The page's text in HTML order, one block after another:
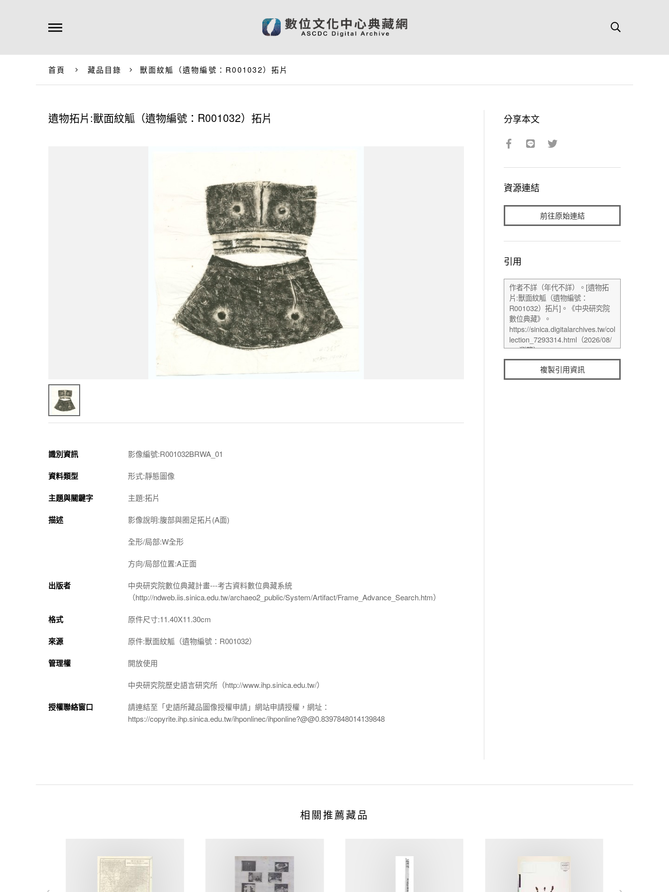
首頁 藏品目錄 獸面紋觚（遺物編號：R001032）拓片
遺物拓片:獸面紋觚（遺物編號：R001032）拓片
識別資訊 影像編號:R001032BRWA_01
資料類型 形式:靜態圖像
主題與關鍵字 主題:拓片
描述 影像說明:腹部與圈足拓片(A面)
全形/局部:W全形
方向/局部位置:A正面
出版者
中央研究院數位典藏計畫---考古資料數位典藏系統
（http://ndweb.iis.sinica.edu.tw/archaeo2_public/System/Artifact/Frame_Advance_Search.htm）
格式 原件尺寸:11.40X11.30cm
來源 原件:獸面紋觚（遺物編號：R001032）
管理權 開放使用
中央研究院歷史語言研究所（http://www.ihp.sinica.edu.tw/）
授權聯絡窗口
請連結至「史語所藏品圖像授權申請」網站申請授權，網址：
https://copyrite.ihp.sinica.edu.tw/ihponlinec/ihponline?@@0.8397848014139848
分享本文
資源連結
前往原始連結
引用
複製引用資訊
相關推薦藏品